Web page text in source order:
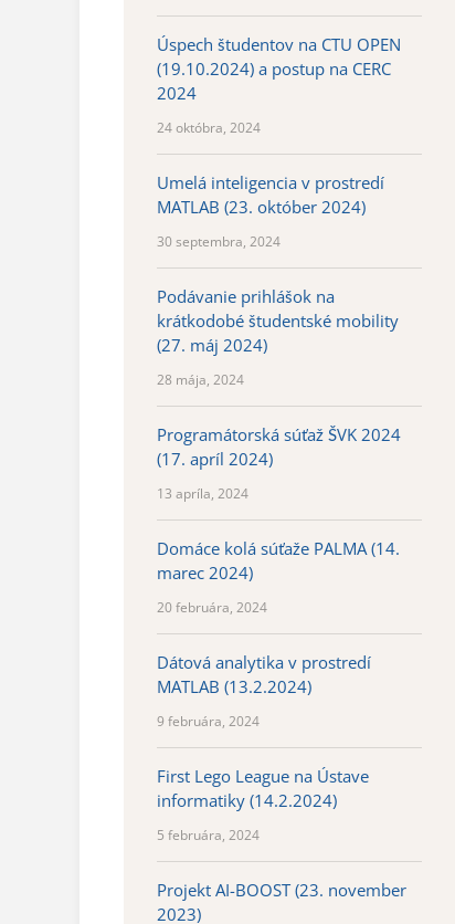
Úspech študentov na CTU OPEN
(19.10.2024) a postup na CERC
2024
24 októbra, 2024
Umelá inteligencia v prostredí
MATLAB (23. október 2024)
30 septembra, 2024
Podávanie prihlášok na
krátkodobé študentské mobility
(27. máj 2024)
28 mája, 2024
Programátorská súťaž ŠVK 2024
(17. apríl 2024)
13 apríla, 2024
Domáce kolá súťaže PALMA (14.
marec 2024)
20 februára, 2024
Dátová analytika v prostredí
MATLAB (13.2.2024)
9 februára, 2024
First Lego League na Ústave
informatiky (14.2.2024)
5 februára, 2024
Projekt AI-BOOST (23. november
2023)